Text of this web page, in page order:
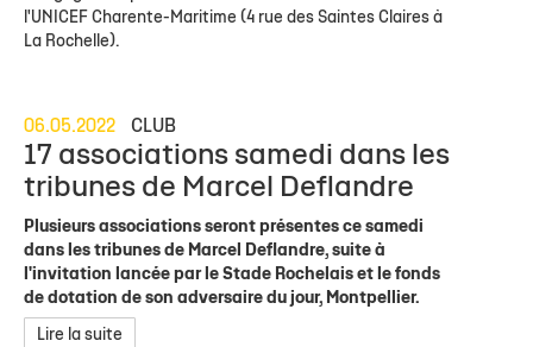
l'UNICEF Charente-Maritime (4 rue des Saintes Claires à
La Rochelle).
06.05.2022 CLUB
17 associations samedi dans les
tribunes de Marcel Deflandre
Plusieurs associations seront présentes ce samedi
dans les tribunes de Marcel Deflandre, suite à
l'invitation lancée par le Stade Rochelais et le fonds
de dotation de son adversaire du jour, Montpellier.
Lire la suite